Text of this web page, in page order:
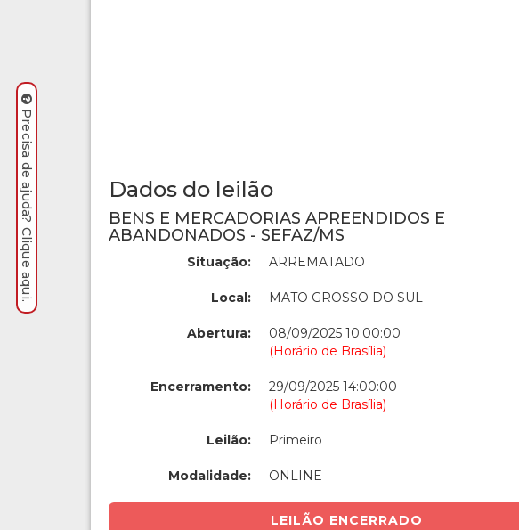
Dados do leilão
BENS E MERCADORIAS APREENDIDOS E
ABANDONADOS - SEFAZ/MS
Situação: ARREMATADO
Local: MATO GROSSO DO SUL
Abertura:
08/09/2025 10:00:00
(Horário de Brasília)
Encerramento:
29/09/2025 14:00:00
(Horário de Brasília)
Leilão: Primeiro
Modalidade: ONLINE
LEILÃO ENCERRADO
Precisa de ajuda? Clique aqui.